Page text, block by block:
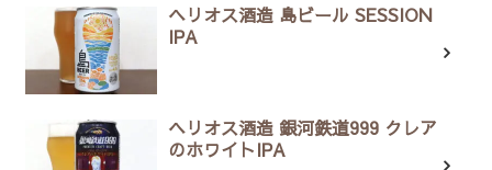
ヘリオス酒造 島ビール SESSION
IPA
ヘリオス酒造 銀河鉄道999 クレア
のホワイトIPA